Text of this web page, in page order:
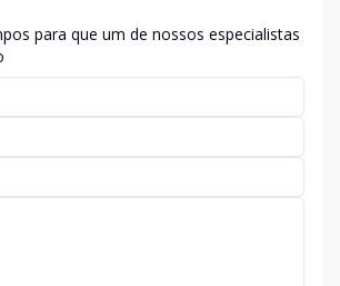
para que um de nossos especialistas